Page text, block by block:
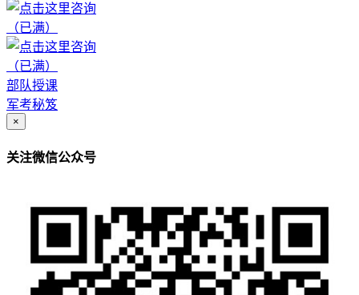
（已满）
（已满）
部队授课
军考秘笈
×
关注微信公众号